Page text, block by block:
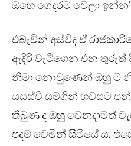
ඔහෙ ගෙදරට වෙලා ඉන්න’
එබැවින් අස්විද ඒ
ඇඳිරි වැටීගෙන එන තුරුත්
නිමා නොවුණෙන් ඔහු ට
යසස්වි සමගින් හවසට
තිබුණ ද ඔහු වෙනදාටත්
පදම් වෙමින් සිටියේ ය.